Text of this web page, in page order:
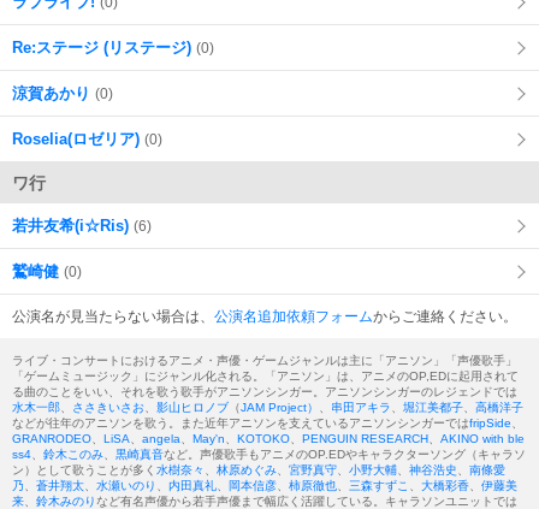
Re:ステージ (リステージ) (0)
涼賀あかり (0)
Roselia(ロゼリア) (0)
ワ行
若井友希(i☆Ris) (6)
鷲崎健 (0)
公演名が見当たらない場合は、 公演名追加依頼フォームからご連絡ください。
ライブ・コンサートにおけるアニメ・声優・ゲームジャンルは主に「アニソン」「声優歌手」
「ゲームミュージック」にジャンル化される。「アニソン」は、アニメのOP,EDに起用されて
る曲のことをいい、それを歌う歌手がアニソンシンガー。アニソンシンガーのレジェンドでは
水木一郎
ささきいさお 影山ヒロノブ （JAM Project） 串田アキラ 堀江美都子
高橋洋子
などが往年のアニソンを歌う。また近年アニソンを支えているアニソンシンガーではfripSide
GRANRODEO
LiSA angela May'n KOTOKO PENGUIN RESEARCH
AKINO with ble
ss4
鈴木このみ 黒崎真音など。声優歌手もアニメのOP.EDやキャラクターソング（キャラソ
ン）として歌うことが多く 水樹奈々 林原めぐみ 宮野真守 小野大輔 神谷浩史
南條愛
乃
蒼井翔太 水瀬いのり 内田真礼 岡本信彦 柿原徹也 三森すずこ 大橋彩香
伊藤美
来
鈴木みのりなど有名声優から若手声優まで幅広く活躍している。キャラソンユニットでは